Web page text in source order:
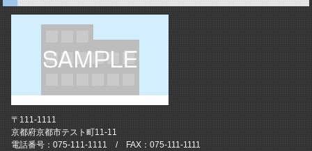
〒111-1111
京都府京都市テスト町11-11
電話番号：075-111-1111 / FAX：075-111-1111